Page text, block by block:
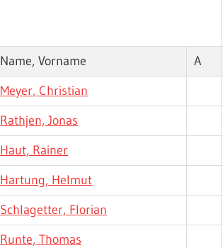
Name, Vorname A
Meyer, Christian
Rathjen, Jonas
Haut, Rainer
Hartung, Helmut
Schlagetter, Florian
Runte, Thomas